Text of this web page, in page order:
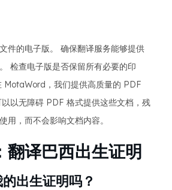
件的电子版。 确保翻译服务能够提供
检查电子版是否保留所有必要的印
MotaWord，我们提供高质量的 PDF
以无障碍 PDF 格式提供这些文档，残
用，而不会影响文档内容。
翻译巴西出生证明
出生证明吗？